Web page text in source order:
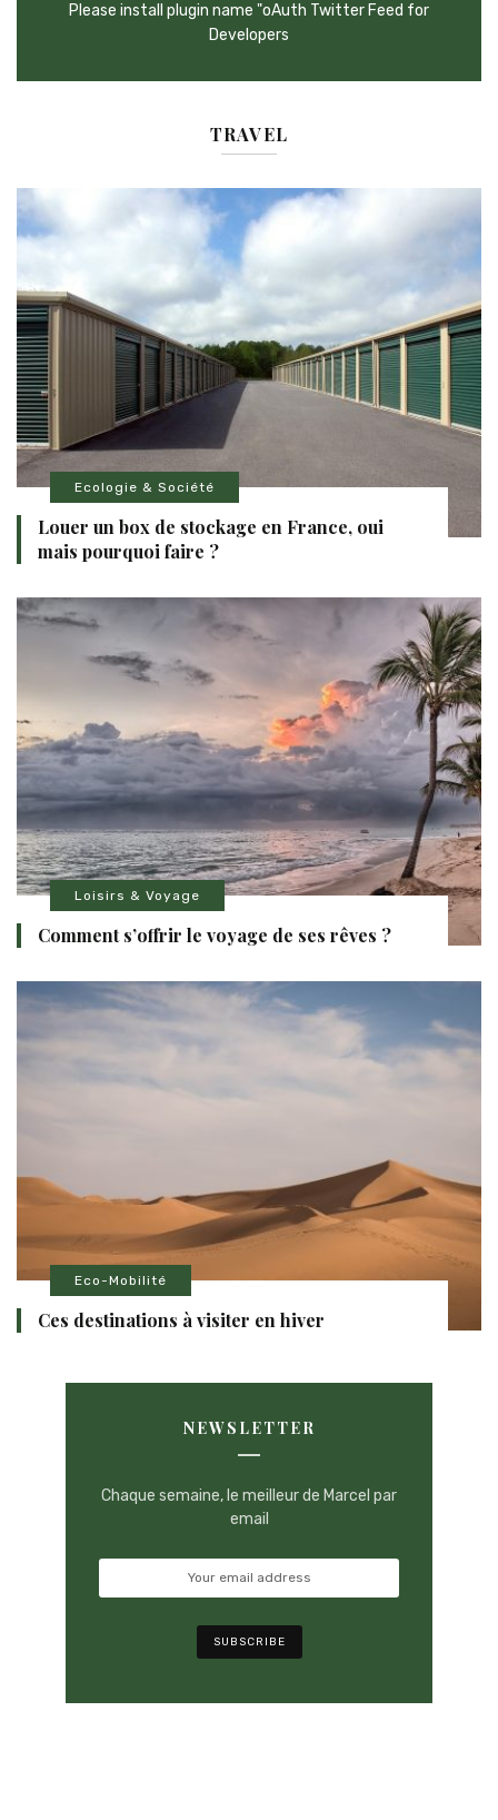
Please install plugin name "oAuth Twitter Feed for
Developers
TRAVEL
Ecologie & Société
Louer un box de stockage en France, oui
mais pourquoi faire ?
Loisirs & Voyage
Comment s’offrir le voyage de ses rêves ?
Eco-Mobilité
Ces destinations à visiter en hiver
NEWSLETTER
Chaque semaine, le meilleur de Marcel par
email